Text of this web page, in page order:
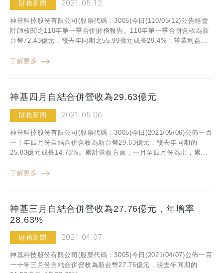
財務新聞 2021.05.12
神基科技股份有限公司(股票代碼：3005)今日(110/05/12)公告經會
計師核閱之110年第一季合併財務報告。110年第一季合併營收為新
台幣72.43億元，較去年同期之55.99億元成長29.4%；營業利益...
了解更多
神基四月自結合併營收為29.63億元
財務新聞 2021.05.06
神基科技股份有限公司(股票代碼：3005)今日(2021/05/06)公佈一百
一十年四月份自結合併營收為新台幣29.63億元，較去年同期的
25.83億元成長14.73%。累計營收方面，一月至四月份為止，累...
了解更多
神基三月自結合併營收為27.76億元，年增率
28.63%
財務新聞 2021.04.07
神基科技股份有限公司(股票代碼：3005)今日(2021/04/07)公佈一百
一十年三月份自結合併營收為新台幣27.76億元，較去年同期的